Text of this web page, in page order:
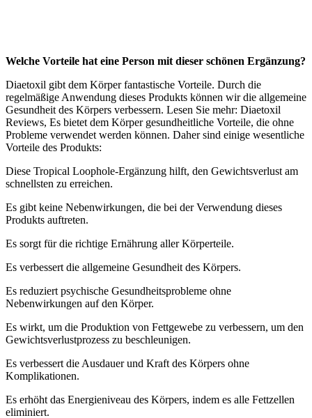
Welche Vorteile hat eine Person mit dieser schönen Ergänzung?
Diaetoxil gibt dem Körper fantastische Vorteile. Durch die
regelmäßige Anwendung dieses Produkts können wir die allgemeine
Gesundheit des Körpers verbessern. Lesen Sie mehr: Diaetoxil
Reviews, Es bietet dem Körper gesundheitliche Vorteile, die ohne
Probleme verwendet werden können. Daher sind einige wesentliche
Vorteile des Produkts:
Diese Tropical Loophole-Ergänzung hilft, den Gewichtsverlust am
schnellsten zu erreichen.
Es gibt keine Nebenwirkungen, die bei der Verwendung dieses
Produkts auftreten.
Es sorgt für die richtige Ernährung aller Körperteile.
Es verbessert die allgemeine Gesundheit des Körpers.
Es reduziert psychische Gesundheitsprobleme ohne
Nebenwirkungen auf den Körper.
Es wirkt, um die Produktion von Fettgewebe zu verbessern, um den
Gewichtsverlustprozess zu beschleunigen.
Es verbessert die Ausdauer und Kraft des Körpers ohne
Komplikationen.
Es erhöht das Energieniveau des Körpers, indem es alle Fettzellen
eliminiert.